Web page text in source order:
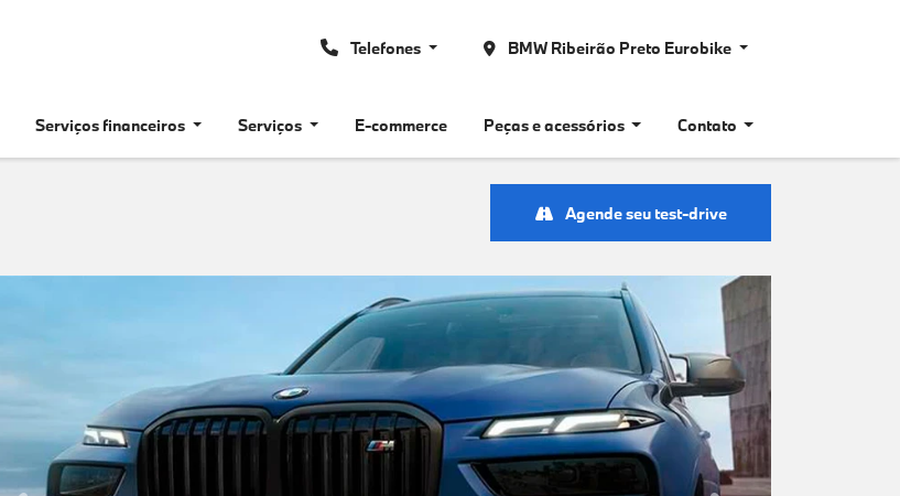
Telefones BMW Ribeirão Preto Eurobike
Serviços financeiros Serviços E-commerce Peças e acessórios Contato
Agende seu test-drive